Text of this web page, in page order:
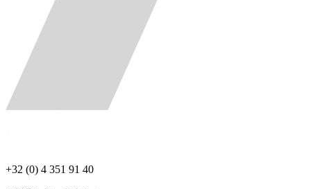
+32 (0) 4 351 91 40